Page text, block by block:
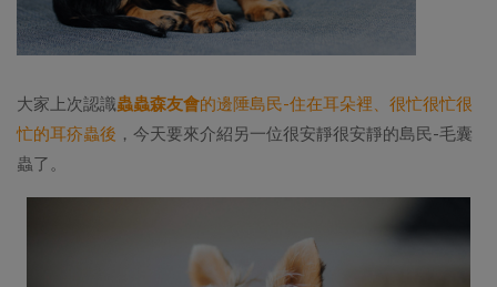
大家上次認識蟲蟲森友會的邊陲島民-住在耳朵裡、很忙很忙很
忙的耳疥蟲後 ，今天要來介紹另一位很安靜很安靜的島民-毛囊
蟲了。